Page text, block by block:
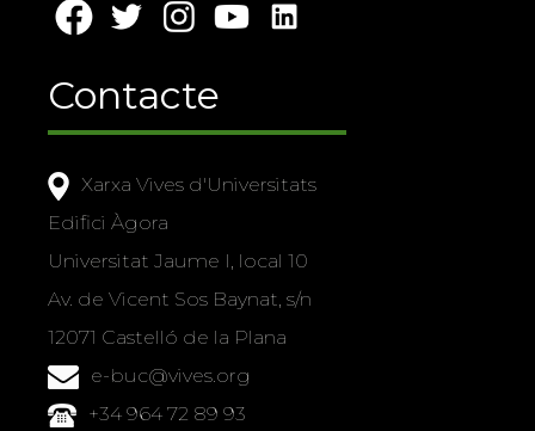
Contacte
Xarxa Vives d'Universitats
Edifici Àgora
Universitat Jaume I, local 10
Av. de Vicent Sos Baynat, s/n
12071 Castelló de la Plana
e-buc@vives.org
+34 964 72 89 93